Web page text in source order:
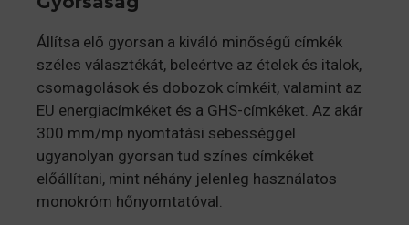
Állítsa elő gyorsan a kiváló minőségű címkék
széles választékát, beleértve az ételek és italok,
csomagolások és dobozok címkéit, valamint az
EU energiacímkéket és a GHS-címkéket. Az akár
300 mm/mp nyomtatási sebességgel
ugyanolyan gyorsan tud színes címkéket
előállítani, mint néhány jelenleg használatos
monokróm hőnyomtatóval.